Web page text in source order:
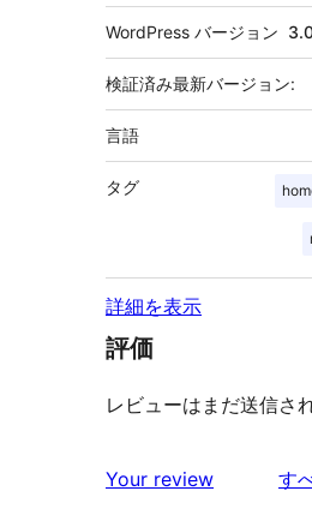
WordPress バージョン
検証済み最新バージョン:
言語
タグ
詳細を表示
評価
レビューはまだ送信さ
Your review す